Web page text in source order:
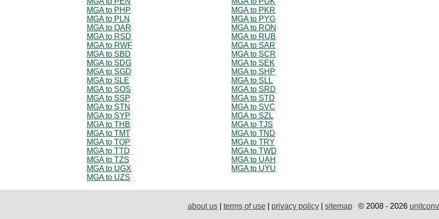
MGA to PHP
MGA to PKR
MGA to PLN
MGA to PYG
MGA to QAR
MGA to RON
MGA to RSD
MGA to RUB
MGA to RWF
MGA to SAR
MGA to SBD
MGA to SCR
MGA to SDG
MGA to SEK
MGA to SGD
MGA to SHP
MGA to SLE
MGA to SLL
MGA to SOS
MGA to SRD
MGA to SSP
MGA to STD
MGA to STN
MGA to SVC
MGA to SYP
MGA to SZL
MGA to THB
MGA to TJS
MGA to TMT
MGA to TND
MGA to TOP
MGA to TRY
MGA to TTD
MGA to TWD
MGA to TZS
MGA to UAH
MGA to UGX
MGA to UYU
MGA to UZS
about us| terms of use| privacy policy| sitemap© 2008 - 2026